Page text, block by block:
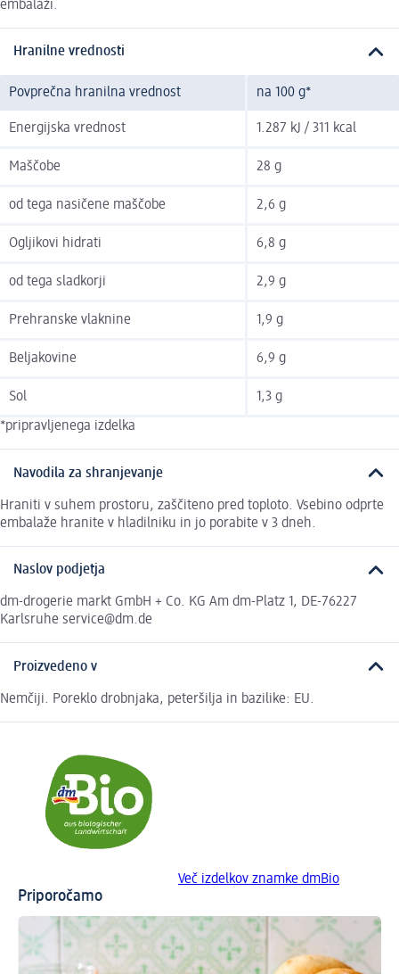
embalaži.
Hranilne vrednosti
Povprečna hranilna vrednost na 100 g*
Energijska vrednost 1.287 kJ / 311 kcal
Maščobe 28 g
od tega nasičene maščobe 2,6 g
Ogljikovi hidrati 6,8 g
od tega sladkorji 2,9 g
Prehranske vlaknine 1,9 g
Beljakovine 6,9 g
Sol 1,3 g
*pripravljenega izdelka
Navodila za shranjevanje
Hraniti v suhem prostoru, zaščiteno pred toploto. Vsebino odprte
embalaže hranite v hladilniku in jo porabite v 3 dneh.
Naslov podjetja
dm-drogerie markt GmbH + Co. KG Am dm-Platz 1, DE-76227
Karlsruhe service@dm.de
Proizvedeno v
Nemčiji. Poreklo drobnjaka, peteršilja in bazilike: EU.
Več izdelkov znamke dmBio
Priporočamo